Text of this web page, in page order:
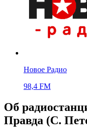
Новое Радио
98,4 FM
Об
Правда (С.